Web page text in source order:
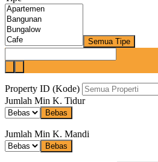
Semua Tipe
Property ID (Kode)
Jumlah Min K. Tidur
Bebas
Jumlah Min K. Mandi
Bebas